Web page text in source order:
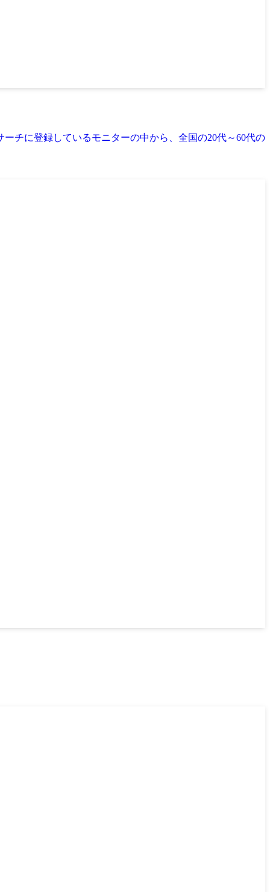
チに登録しているモニターの中から、全国の20代～60代の